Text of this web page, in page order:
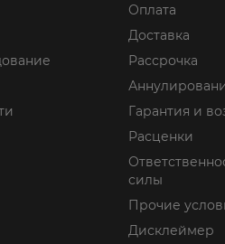
Оплата
Доставка
Рассрочка
Гарантия и
Расценки
силы
Прочие
Дисклеймер